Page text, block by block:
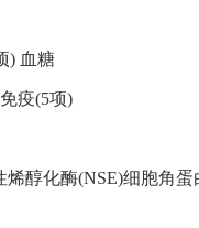
) 血糖
疫(5项)
醇化酶(NSE)细胞角